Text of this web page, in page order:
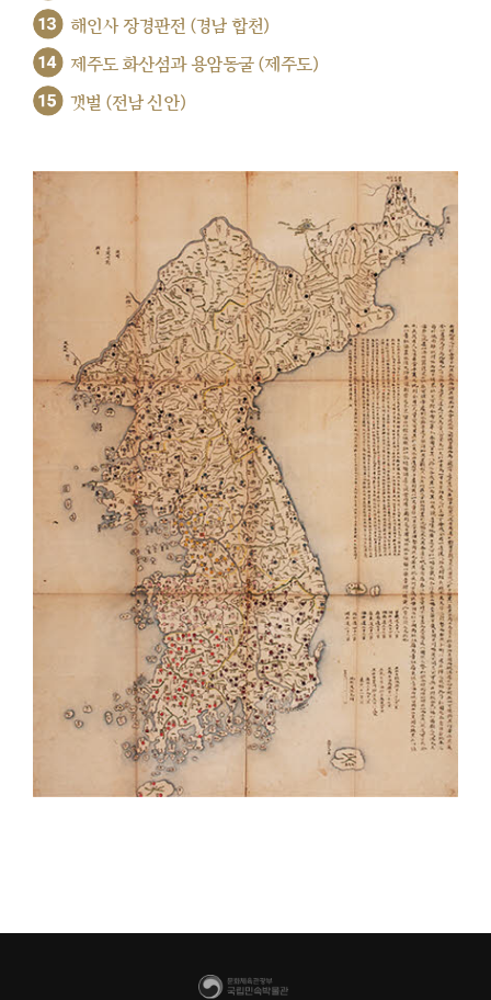
13 해인사 장경판전 (경남 합천)
14 제주도 화산섬과 용암동굴 (제주도)
15 갯벌 (전남 신안)